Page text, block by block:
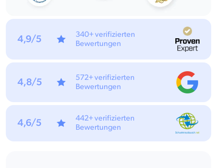
4,9/5
340+ verifizierten
Bewertungen
4,8/5
572+ verifizierten
Bewertungen
4,6/5
442+ verifizierten
Bewertungen